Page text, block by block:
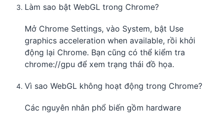
Làm sao bật WebGL trong Chrome?
Mở Chrome Settings, vào System, bật Use
graphics acceleration when available, rồi khởi
động lại Chrome. Bạn cũng có thể kiểm tra
chrome://gpu để xem trạng thái đồ họa.
Vì sao WebGL không hoạt động trong Chrome?
Các nguyên nhân phổ biến gồm hardware